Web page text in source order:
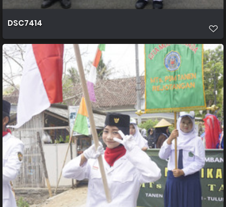
DSC7414